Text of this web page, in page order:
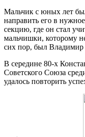
Мальчик с юных лет
направить его в
секцию, где он стал
мальчишки, которому
сих пор, был Владимир
В середине 80-х
Советского Союза
удалось повторить